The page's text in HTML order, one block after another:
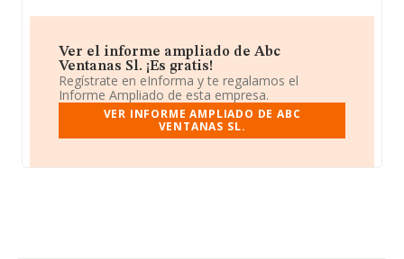
Ver el informe ampliado de Abc
Ventanas Sl. ¡Es gratis!
Regístrate en eInforma y te regalamos el
Informe Ampliado de esta empresa.
VER INFORME AMPLIADO DE ABC
VENTANAS SL.